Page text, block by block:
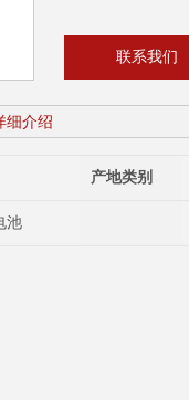
联系我们
细介绍
产地类别
池